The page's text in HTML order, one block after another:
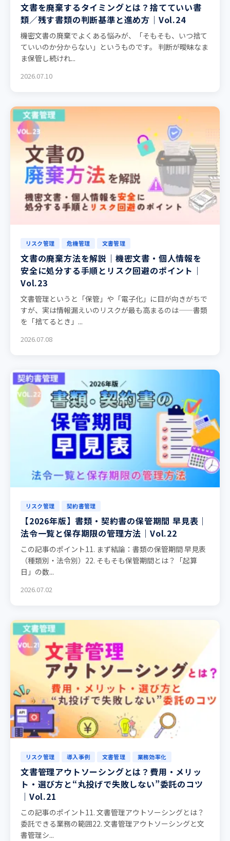
文書を廃棄するタイミングとは？捨てていい書
類／残す書類の判断基準と進め方｜Vol.24
機密文書の廃棄でよくある悩みが、「そもそも、いつ捨て
ていいのか分からない」というものです。 判断が曖昧なま
ま保管し続けれ...
2026.07.10
リスク管理 危機管理 文書管理
文書の廃棄方法を解説｜機密文書・個人情報を
安全に処分する手順とリスク回避のポイント｜
Vol.23
文書管理というと「保管」や「電子化」に目が向きがちで
すが、実は情報漏えいのリスクが最も高まるのは——書類
を「捨てるとき」...
2026.07.08
リスク管理 契約書管理
【2026年版】書類・契約書の保管期間 早見表｜
法令一覧と保存期限の管理方法｜Vol.22
この記事のポイント11. まず結論：書類の保管期間 早見表
（種類別・法令別）22. そもそも保管期間とは？「起算
日」の数...
2026.07.02
リスク管理 導入事例 文書管理 業務効率化
文書管理アウトソーシングとは？費用・メリッ
ト・選び方と“丸投げで失敗しない”委託のコツ
｜Vol.21
この記事のポイント11. 文書管理アウトソーシングとは？
委託できる業務の範囲22. 文書管理アウトソーシングと文
書管理シ...